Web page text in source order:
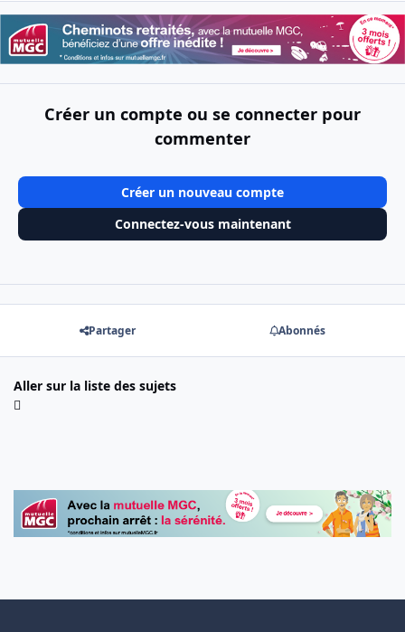
Créer un compte ou se connecter pour
commenter
Créer un nouveau compte
Connectez-vous maintenant
Partager Abonnés
Aller sur la liste des sujets